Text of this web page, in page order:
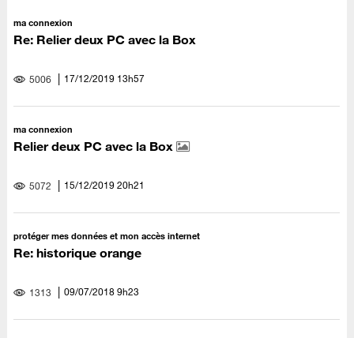
ma connexion
Re: Relier deux PC avec la Box
5006 ‎17/12/2019 13h57
ma connexion
Relier deux PC avec la Box
5072 ‎15/12/201920h21
protéger mes données et mon accès internet
Re: historique orange
1313 ‎09/07/20189h23